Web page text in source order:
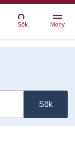
Sök Meny
Sök